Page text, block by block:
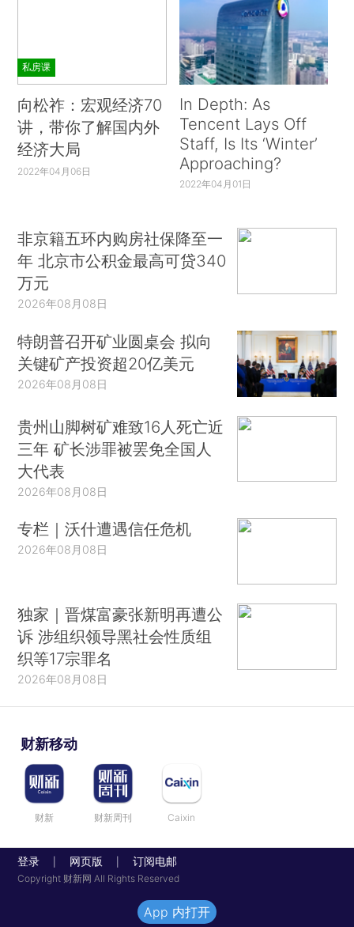
私房课
向松祚：宏观经济70
讲，带你了解国内外
经济大局
2022年04月06日
In Depth: As
Tencent Lays Off
Staff, Is Its ‘Winter’
Approaching?
2022年04月01日
非京籍五环内购房社保降至一
年 北京市公积金最高可贷340
万元
2026年08月08日
特朗普召开矿业圆桌会 拟向
关键矿产投资超20亿美元
2026年08月08日
贵州山脚树矿难致16人死亡近
三年 矿长涉罪被罢免全国人
大代表
2026年08月08日
专栏｜沃什遭遇信任危机
2026年08月08日
独家｜晋煤富豪张新明再遭公
诉 涉组织领导黑社会性质组
织等17宗罪名
2026年08月08日
财新移动
财新 财新周刊 Caixin
登录 网页版 订阅电邮
Copyright 财新网 All Rights Reserved
App 内打开